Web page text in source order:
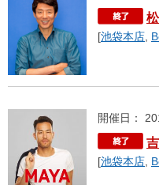
[池袋本店
開催日：
[池袋本店